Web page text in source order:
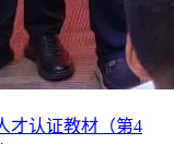
才认证教材（第4